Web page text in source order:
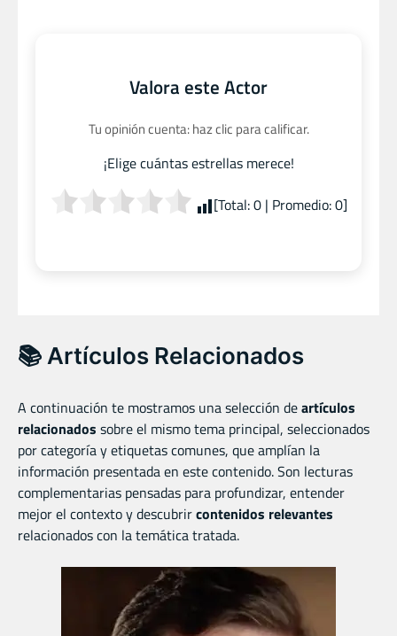
Valora este Actor
Tu opinión cuenta: haz clic para calificar.
¡Elige cuántas estrellas merece!
[Total:0| Promedio:0]
📚 Artículos Relacionados
A continuación te mostramos una selección deartículos
relacionados sobre el mismo tema principal, seleccionados
por categoría y etiquetas comunes, que amplían la
información presentada en este contenido. Son lecturas
complementarias pensadas para profundizar, entender
mejor el contexto y descubrircontenidos relevantes
relacionados con la temática tratada.